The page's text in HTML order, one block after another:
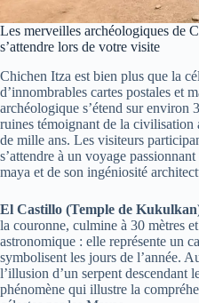
Les merveilles archéologiques de
s’attendre lors de votre visite
Chichen Itza est bien plus que la
d’innombrables cartes postales et
archéologique s’étend sur environ
ruines témoignant de la
de mille ans. Les visiteurs
s’attendre à un voyage
maya et de son ingéniosité
El Castillo (Temple de
la couronne, culmine à 30 mètres
astronomique : elle représente un
symbolisent les jours de l’année.
l’illusion d’un serpent descendant
phénomène qui illustre la